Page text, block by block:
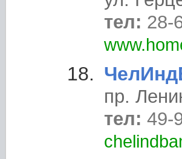
тел: 28-
пр.
тел: 49-